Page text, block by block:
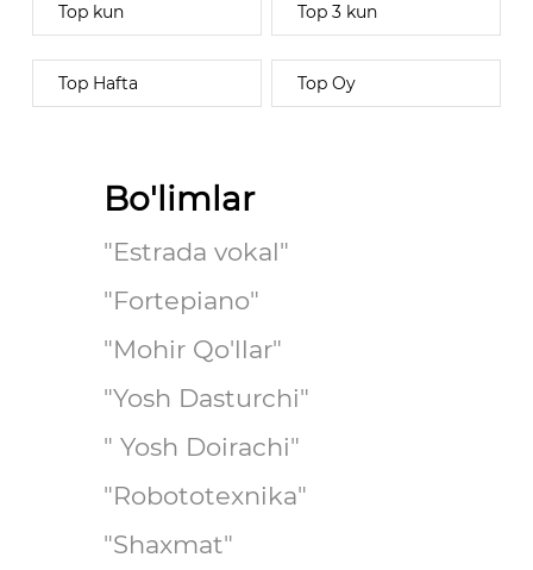
Top kun Top 3 kun
Top Hafta Top Oy
Bo'limlar
"Estrada vokal"
"Fortepiano"
"Mohir Qo'llar"
"Yosh Dasturchi"
" Yosh Doirachi"
"Robototexnika"
"Shaxmat"